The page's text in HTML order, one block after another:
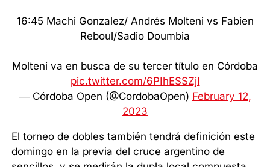
16:45 Machi Gonzalez/ Andrés Molteni vs Fabien
Reboul/Sadio Doumbia
Molteni va en busca de su tercer título en Córdoba
pic.twitter.com/6PIhESSZjI
— Córdoba Open (@CordobaOpen) February 12,
2023
El torneo de dobles también tendrá definición este
domingo en la previa del cruce argentino de